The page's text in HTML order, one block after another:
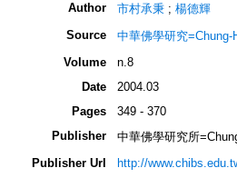
Author 市村承秉 ; 楊德輝
Source
中華佛學研究
Volume
n.8
Date
2004.03
Pages
349 - 370
Publisher
中華佛學研究所
Publisher Url
http://